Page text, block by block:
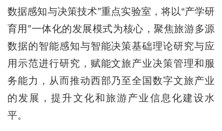
数据感知与决策技术”重点实验室，将以“产学研
育用”一体化的发展模式为核心，聚焦旅游多源
数据的智能感知与智能决策基础理论研究与应
用示范进行研究，赋能文旅产业决策管理和服
务能力，从而推动西部乃至全国数字文旅产业
的发展，提升文化和旅游产业信息化建设水
平。